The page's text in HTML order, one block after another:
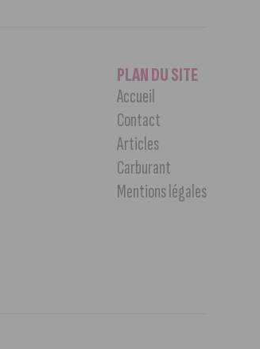
PLAN DU SITE
Accueil
Contact
Articles
Carburant
Mentions légales